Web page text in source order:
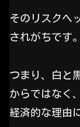
そのリスクヘ
されがちです。
つまり、白と
からではなく
経済的な理由